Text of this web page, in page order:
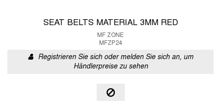
SEAT BELTS MATERIAL 3MM RED
MF ZONE
MFZP24
Registrieren Sie sich oder melden Sie sich an, um
Händlerpreise zu sehen